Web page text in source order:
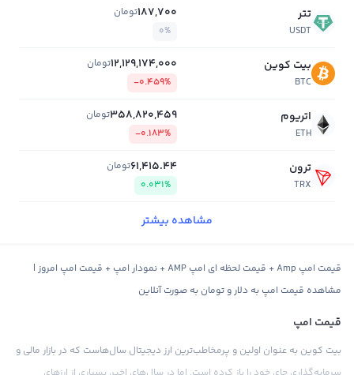
تتر
USDT
187,700تومان
0%
بیت کوین
BTC
12,129,174,000تومان
-0.459%
اتریوم
ETH
358,820,459تومان
-0.183%
ترون
TRX
61,415.44تومان
0.031%
مشاهده بیشتر
قیمت امپ Amp + قیمت لحظه ای امپ AMP + نمودار امپ + قیمت امپ امروز |
مشاهده قیمت امپ به دلار و تومان به صورت آنلاین
قیمت امپ
بیت کوین به عنوان اولین و پرمخاطب‌ترین ارز دیجیتال سال‌هاست که در بازار مالی و